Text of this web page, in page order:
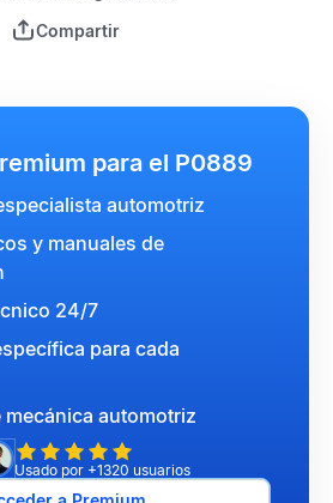
Compartir
para el P0889
automotriz
y manuales de
24/7
para cada
mecánica automotriz
Usado por +1320 usuarios